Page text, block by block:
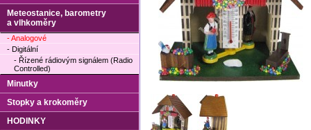
Meteostanice, barometry
a vlhkoměry
- Analogové
- Digitální
- Řízené rádiovým signálem (Radio
Controlled)
Minutky
Stopky a krokoměry
HODINKY